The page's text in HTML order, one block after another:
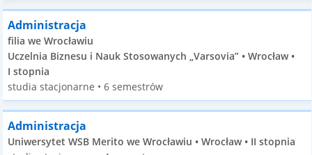
Administracja
filia we Wrocławiu
Uczelnia Biznesu i Nauk Stosowanych „Varsovia” • Wrocław •
I stopnia
studia stacjonarne • 6 semestrów
Administracja
Uniwersytet WSB Merito we Wrocławiu • Wrocław • II stopnia